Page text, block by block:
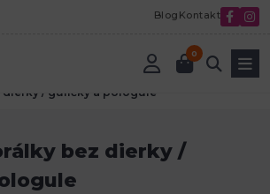
Blog Kontakt
0
Drevené koráliky
dierky / guličky a pologule
bez dierky /